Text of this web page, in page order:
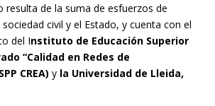
resulta de la suma de esfuerzos de
civil y el Estado, y cuenta con el
del Instituto de Educación Superior
“Calidad en Redes de
CREA) y la Universidad de Lleida,